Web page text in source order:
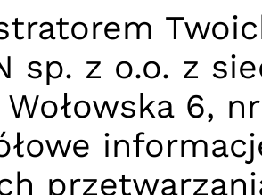
sp. z o.o. z
Wołowska 6,